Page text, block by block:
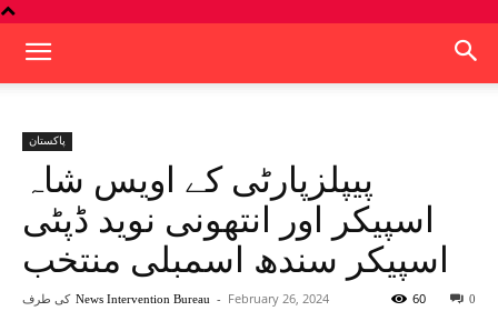
پاکستان
پیپلزپارٹی کے اویس شاہ
اسپیکر اور انتھونی نوید ڈپٹی
اسپیکر سندھ اسمبلی منتخب
کی طرف News Intervention Bureau - February 26, 2024 0
60